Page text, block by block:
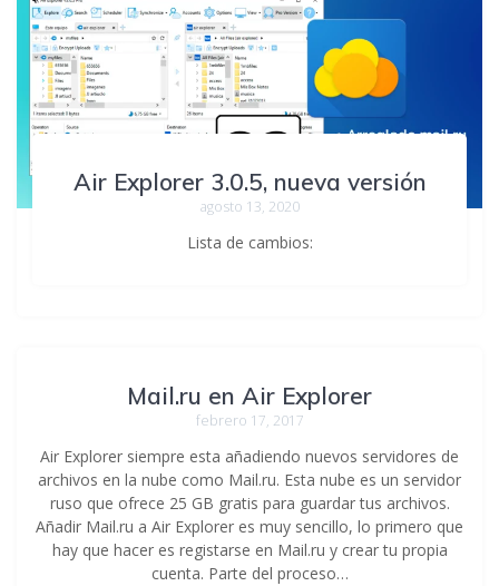
Air Explorer 3.0.5, nueva versión
agosto 13, 2020
Lista de cambios:
Mail.ru en Air Explorer
febrero 17, 2017
Air Explorer siempre esta añadiendo nuevos servidores de
archivos en la nube como Mail.ru. Esta nube es un servidor
ruso que ofrece 25 GB gratis para guardar tus archivos.
Añadir Mail.ru a Air Explorer es muy sencillo, lo primero que
hay que hacer es registarse en Mail.ru y crear tu propia
cuenta. Parte del proceso…